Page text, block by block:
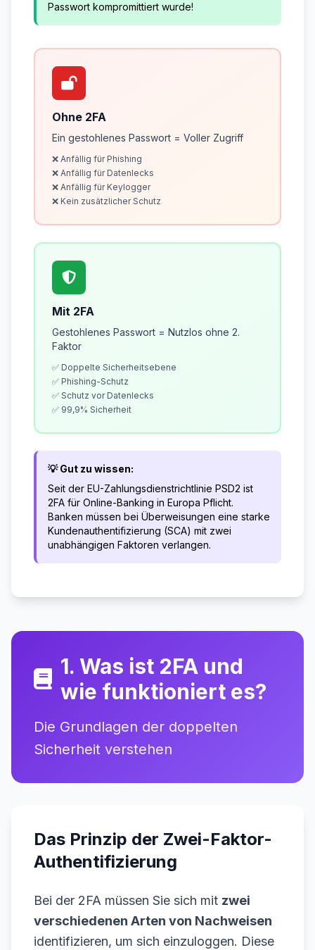
Passwort kompromittiert wurde!
Ohne 2FA
Ein gestohlenes Passwort = Voller Zugriff
❌ Anfällig für Phishing
❌ Anfällig für Datenlecks
❌ Anfällig für Keylogger
❌ Kein zusätzlicher Schutz
Mit 2FA
Gestohlenes Passwort = Nutzlos ohne 2.
Faktor
✅ Doppelte Sicherheitsebene
✅ Phishing-Schutz
✅ Schutz vor Datenlecks
✅ 99,9% Sicherheit
💡 Gut zu wissen:
Seit der EU-Zahlungsdienstrichtlinie PSD2 ist
2FA für Online-Banking in Europa Pflicht.
Banken müssen bei Überweisungen eine starke
Kundenauthentifizierung (SCA) mit zwei
unabhängigen Faktoren verlangen.
1. Was ist 2FA und
wie funktioniert es?
Die Grundlagen der doppelten
Sicherheit verstehen
Das Prinzip der Zwei-Faktor-
Authentifizierung
Bei der 2FA müssen Sie sich mit zwei
verschiedenen Arten von Nachweisen
identifizieren, um sich einzuloggen. Diese